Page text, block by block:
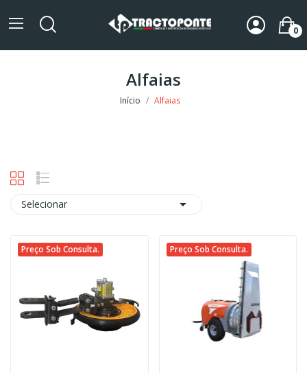
0
Alfaias
Início Alfaias
Selecionar 
Preço Sob Consulta. Preço Sob Consulta.